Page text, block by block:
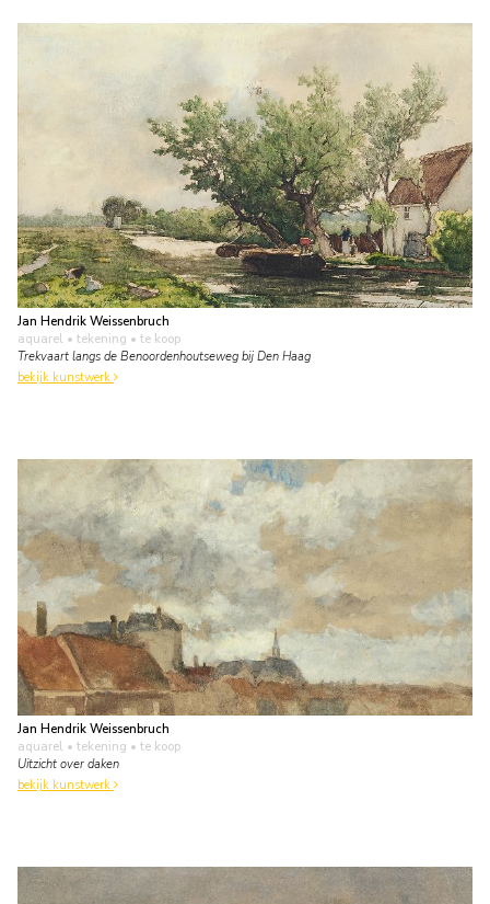
Jan Hendrik Weissenbruch
aquarel • tekening • te koop
Trekvaart langs de Benoordenhoutseweg bij Den Haag
bekijk kunstwerk
Jan Hendrik Weissenbruch
aquarel • tekening • te koop
Uitzicht over daken
bekijk kunstwerk